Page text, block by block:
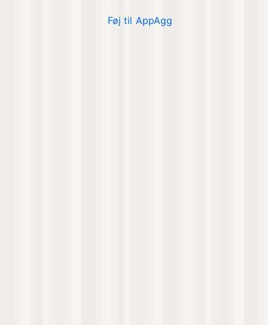
Føj til AppAgg